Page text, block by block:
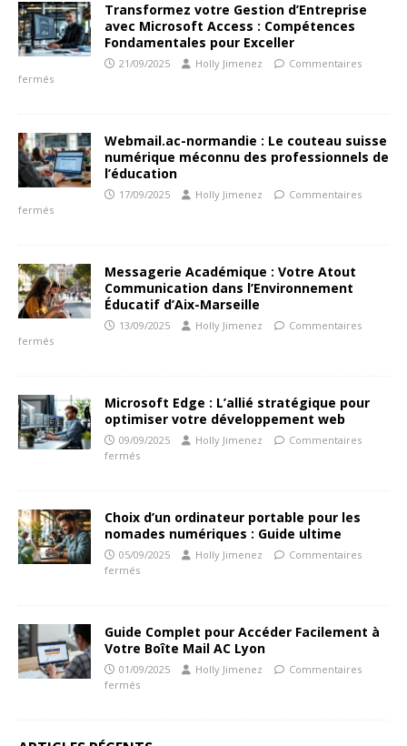
Transformez votre Gestion d’Entreprise
avec Microsoft Access : Compétences
Fondamentales pour Exceller
21/09/2025 Holly Jimenez
Commentaires
fermés
Webmail.ac-normandie : Le couteau suisse
numérique méconnu des professionnels de
l’éducation
17/09/2025 Holly Jimenez
Commentaires
fermés
Messagerie Académique : Votre Atout
Communication dans l’Environnement
Éducatif d’Aix-Marseille
13/09/2025 Holly Jimenez
Commentaires
fermés
Microsoft Edge : L’allié stratégique pour
optimiser votre développement web
09/09/2025 Holly Jimenez
Commentaires
fermés
Choix d’un ordinateur portable pour les
nomades numériques : Guide ultime
05/09/2025 Holly Jimenez
Commentaires
fermés
Guide Complet pour Accéder Facilement à
Votre Boîte Mail AC Lyon
01/09/2025 Holly Jimenez
Commentaires
fermés